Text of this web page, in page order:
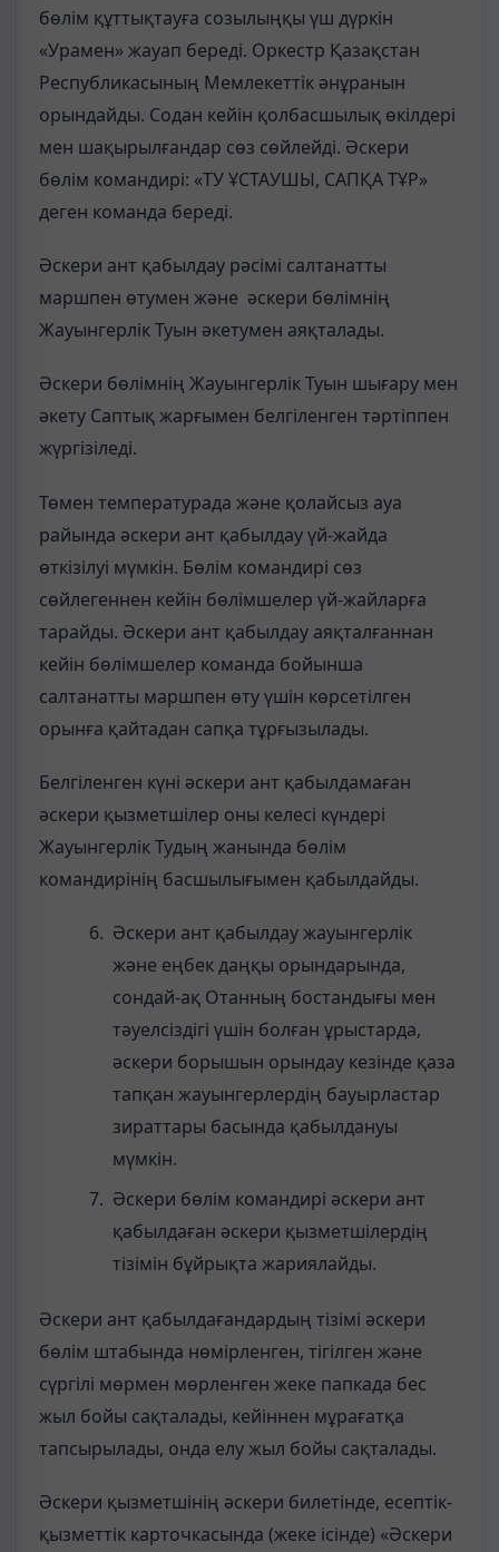
бөлім құттықтауға созылыңқы үш дүркін
«Урамен» жауап береді. Оркестр Қазақстан
Республикасының Мемлекеттік әнұранын
орындайды. Содан кейін қолбасшылық өкілдері
мен шақырылғандар сөз сөйлейді. Әскери
бөлім командирі: «ТУ ҰСТАУШЫ, САПҚА ТҰР»
деген команда береді.
Әскери ант қабылдау рәсімі салтанатты
маршпен өтумен және әскери бөлімнің
Жауынгерлік Туын әкетумен аяқталады.
Әскери бөлімнің Жауынгерлік Туын шығару мен
әкету Саптық жарғымен белгіленген тәртіппен
жүргізіледі.
Төмен температурада және қолайсыз ауа
райында әскери ант қабылдау үй-жайда
өткізілуі мүмкін. Бөлім командирі сөз
сөйлегеннен кейін бөлімшелер үй-жайларға
тарайды. Әскери ант қабылдау аяқталғаннан
кейін бөлімшелер команда бойынша
салтанатты маршпен өту үшін көрсетілген
орынға қайтадан сапқа тұрғызылады.
Белгіленген күні әскери ант қабылдамаған
әскери қызметшілер оны келесі күндері
Жауынгерлік Тудың жанында бөлім
командирінің басшылығымен қабылдайды.
Әскери ант қабылдау жауынгерлік
және еңбек даңқы орындарында,
сондай-ақ Отанның бостандығы мен
тәуелсіздігі үшін болған ұрыстарда,
әскери борышын орындау кезінде қаза
тапқан жауынгерлердің бауырластар
зираттары басында қабылдануы
мүмкін.
Әскери бөлім командирі әскери ант
қабылдаған әскери қызметшілердің
тізімін бұйрықта жариялайды.
Әскери ант қабылдағандардың тізімі әскери
бөлім штабында нөмірленген, тігілген және
сүргілі мөрмен мөрленген жеке папкада бес
жыл бойы сақталады, кейіннен мұрағатқа
тапсырылады, онда елу жыл бойы сақталады.
Әскери қызметшінің әскери билетінде, есептік-
қызметтік карточкасында (жеке ісінде) «Әскери